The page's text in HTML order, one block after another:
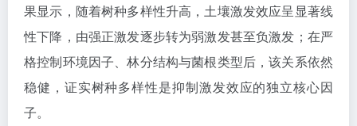
果显示，随着树种多样性升高，土壤激发效应呈显著线
性下降，由强正激发逐步转为弱激发甚至负激发；在严
格控制环境因子、林分结构与菌根类型后，该关系依然
稳健，证实树种多样性是抑制激发效应的独立核心因
子。